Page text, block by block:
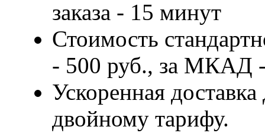
заказа - 15 минут
Стоимость
- 500 руб., за МКАД
Ускоренная
двойному тарифу.